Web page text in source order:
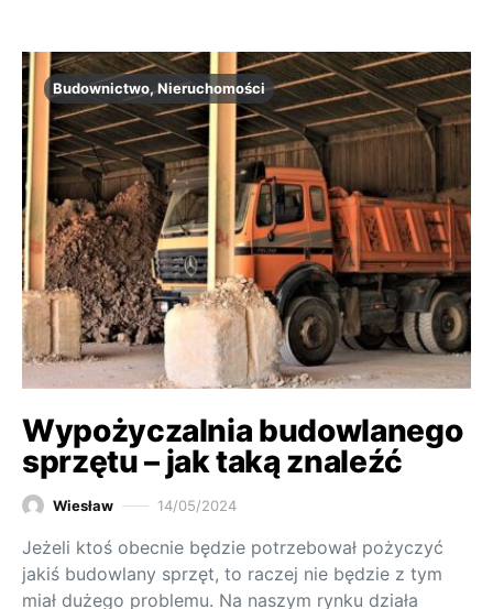
Budownictwo, Nieruchomości
Wypożyczalnia budowlanego
sprzętu – jak taką znaleźć
Wiesław 14/05/2024
Jeżeli ktoś obecnie będzie potrzebował pożyczyć
jakiś budowlany sprzęt, to raczej nie będzie z tym
miał dużego problemu. Na naszym rynku działa